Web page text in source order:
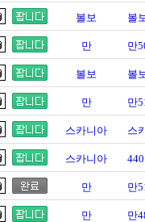
볼보 볼
만 만
볼보 볼
만 만
스카니아 스
스카니아
만 만
만 만